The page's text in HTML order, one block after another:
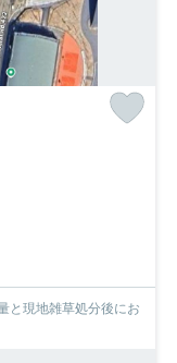
と現地雑草処分後にお